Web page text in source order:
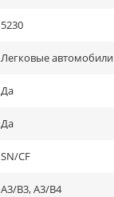
5230
Легковые автомобили
Да
Да
SN/CF
A3/B3, A3/B4